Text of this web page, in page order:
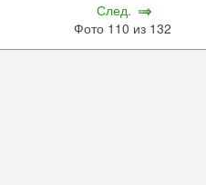
След.
Фото 110 из 132